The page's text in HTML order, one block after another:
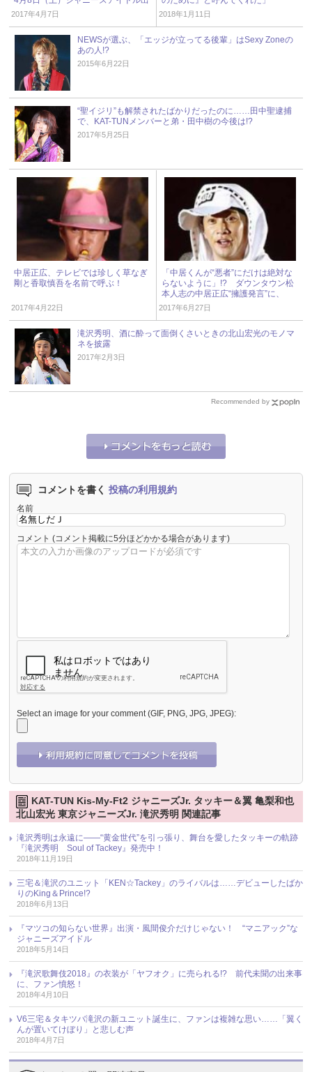
演情報
2017年4月7日 2018年1月11日
NEWSが選ぶ、「エッジが立ってる後輩」はSexy Zoneの
あの人!?
2015年6月22日
“聖イジリ”も解禁されたばかりだったのに……田中聖逮捕
で、KAT-TUNメンバーと弟・田中樹の今後は!?
2017年5月25日
中居正広、テレビでは珍しく草なぎ
剛と香取慎吾を名前で呼ぶ！
2017年4月22日
「中居くんが“悪者”にだけは絶対な
らないように」!? ダウンタウン松
本人志の中居正広“擁護発言”に、
SMAPファンから賛否両論!!
2017年6月27日
滝沢秀明、酒に酔って面倒くさいときの北山宏光のモノマ
ネを披露
2017年2月3日
Recommended by
コメントを書く 投稿の利用規約
名前
コメント (コメント掲載に5分ほどかかる場合があります)
Select an image for your comment (GIF, PNG, JPG, JPEG):
KAT-TUN Kis-My-Ft2 ジャニーズJr. タッキー＆翼 亀梨和也
北山宏光 東京ジャニーズJr. 滝沢秀明 関連記事
滝沢秀明は永遠に――“黄金世代”を引っ張り、舞台を愛したタッキーの軌跡
『滝沢秀明 Soul of Tackey』発売中！
2018年11月19日
三宅＆滝沢のユニット「KEN☆Tackey」のライバルは……デビューしたばか
りのKing＆Prince!?
2018年6月13日
『マツコの知らない世界』出演・風間俊介だけじゃない！ “マニアック”な
ジャニーズアイドル
2018年5月14日
『滝沢歌舞伎2018』の衣装が「ヤフオク」に売られる!? 前代未聞の出来事
に、ファン憤怒！
2018年4月10日
V6三宅＆タキツバ滝沢の新ユニット誕生に、ファンは複雑な思い……「翼く
んが置いてけぼり」と悲しむ声
2018年4月7日